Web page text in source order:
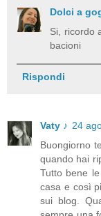
Dolci a
Si, ricordo
bacioni
Rispondi
Vaty ♪ 24
Buongiorno
quando hai
Tutto bene
casa e così
sui blog.